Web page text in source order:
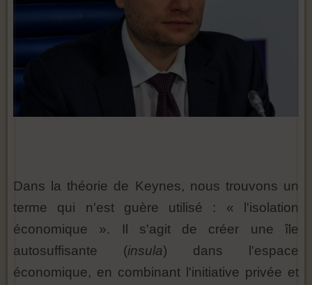
Dans la théorie de Keynes, nous trouvons un
terme qui n'est guère utilisé : « l'isolation
économique ». Il s'agit de créer une île
autosuffisante (insula) dans l'espace
économique, en combinant l'initiative privée et